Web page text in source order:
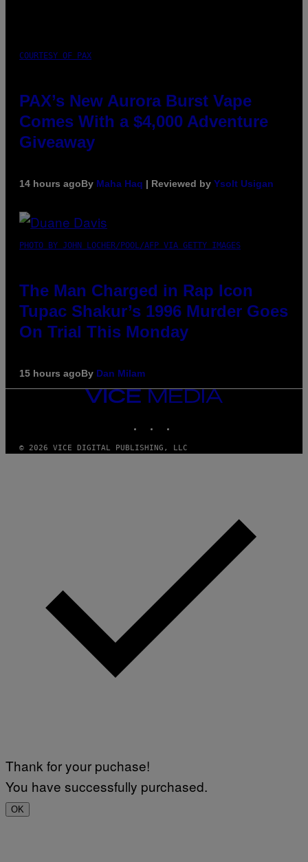
COURTESY OF PAX
PAX’s New Aurora Burst Vape
Comes With a $4,000 Adventure
Giveaway
14 hours agoBy Maha Haq | Reviewed by Ysolt Usigan
PHOTO BY JOHN LOCHER/POOL/AFP VIA GETTY IMAGES
The Man Charged in Rap Icon
Tupac Shakur’s 1996 Murder Goes
On Trial This Monday
15 hours agoBy Dan Milam
VICE
MEDIA
© 2026 VICE DIGITAL PUBLISHING, LLC
Thank for your puchase!
You have successfully purchased.
OK